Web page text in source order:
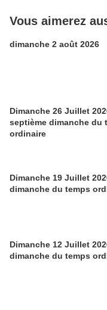
Vous aimerez
dimanche 2 août 2026
Dimanche 26 Juillet
septième dimanche du
ordinaire
Dimanche 19 Juillet
dimanche du temps
Dimanche 12 Juillet 2026 :
dimanche du temps